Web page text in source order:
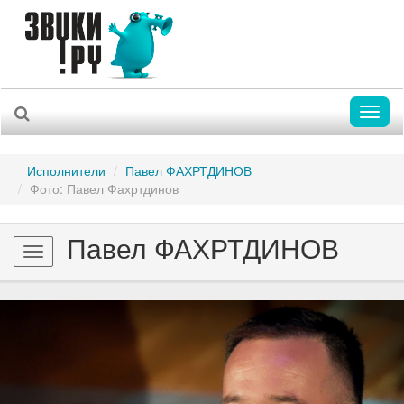
Исполнители
Павел ФАХРТДИНОВ
Фото: Павел Фахртдинов
Toggle
navigation
Павел ФАХРТДИНОВ